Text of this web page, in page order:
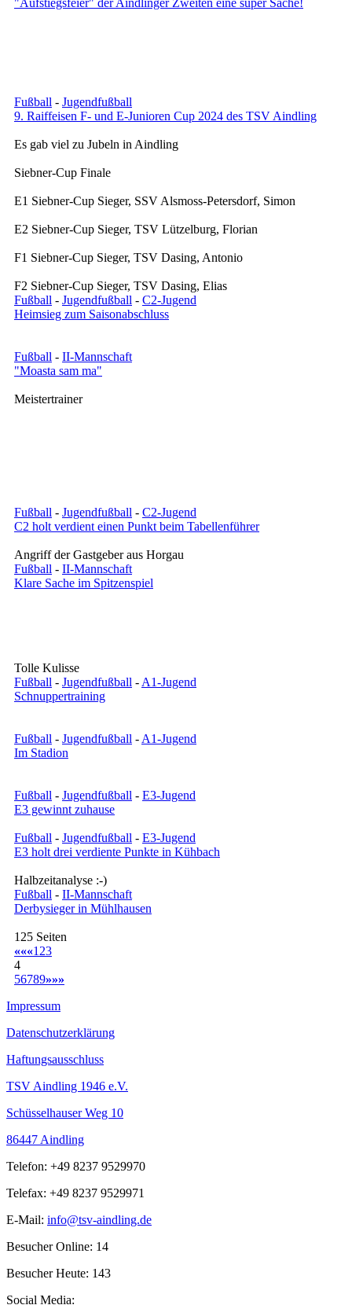
"Aufstiegsfeier" der Aindlinger Zweiten eine super Sache!
Fußball - Jugendfußball
9. Raiffeisen F- und E-Junioren Cup 2024 des TSV Aindling
Es gab viel zu Jubeln in Aindling
Siebner-Cup Finale
E1 Siebner-Cup Sieger, SSV Alsmoss-Petersdorf, Simon
E2 Siebner-Cup Sieger, TSV Lützelburg, Florian
F1 Siebner-Cup Sieger, TSV Dasing, Antonio
F2 Siebner-Cup Sieger, TSV Dasing, Elias
Fußball - Jugendfußball - C2-Jugend
Heimsieg zum Saisonabschluss
Fußball - II-Mannschaft
"Moasta sam ma"
Meistertrainer
Fußball - Jugendfußball - C2-Jugend
C2 holt verdient einen Punkt beim Tabellenführer
Angriff der Gastgeber aus Horgau
Fußball - II-Mannschaft
Klare Sache im Spitzenspiel
Tolle Kulisse
Fußball - Jugendfußball - A1-Jugend
Schnuppertraining
Fußball - Jugendfußball - A1-Jugend
Im Stadion
Fußball - Jugendfußball - E3-Jugend
E3 gewinnt zuhause
Fußball - Jugendfußball - E3-Jugend
E3 holt drei verdiente Punkte in Kühbach
Halbzeitanalyse :-)
Fußball - II-Mannschaft
Derbysieger in Mühlhausen
125 Seiten
«««1 23
4
56789»»»
Impressum
Datenschutzerklärung
Haftungsausschluss
TSV Aindling 1946 e.V.
Schüsselhauser Weg 10
86447 Aindling
Telefon: +49 8237 9529970
Telefax: +49 8237 9529971
E-Mail: info@tsv-aindling.de
Besucher Online: 14
Besucher Heute: 143
Social Media: